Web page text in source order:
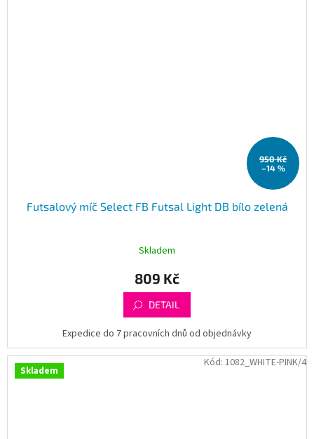
950 Kč
–14 %
Futsalový míč Select FB Futsal Light DB bílo zelená
Skladem
809 Kč
DETAIL
Expedice do 7 pracovních dnů od objednávky
Skladem
Kód: 1082_WHITE-PINK/4